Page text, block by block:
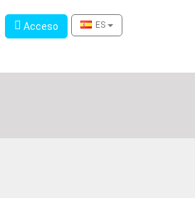
Acceso
Acceso ES